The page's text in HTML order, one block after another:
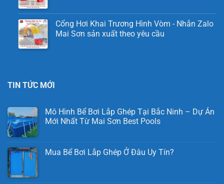
Cổng Hơi Khai Trương Hình Vòm - Nhắn Zalo
Mai Sơn sản xuất theo yêu cầu
TIN TỨC MỚI
Mô Hình Bể Bơi Lắp Ghép Tại Bắc Ninh – Dự Án
Mới Nhất Từ Mai Sơn Best Pools
Mua Bể Bơi Lắp Ghép Ở Đâu Uy Tín?